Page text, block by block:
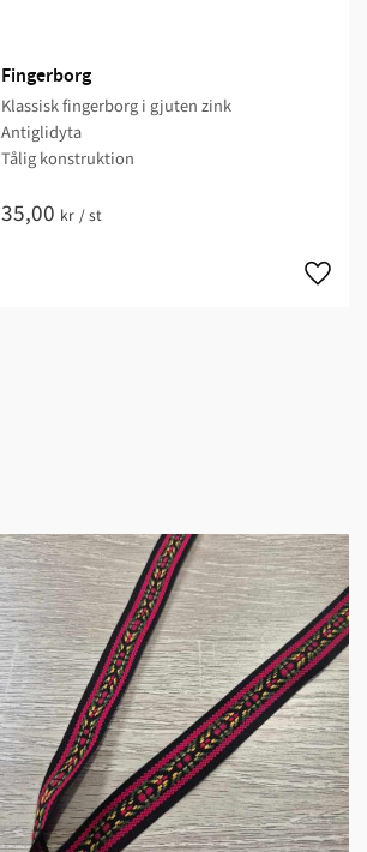
Fingerborg
Klassisk fingerborg i gjuten zink
Antiglidyta
Tålig konstruktion
35,00 kr /st